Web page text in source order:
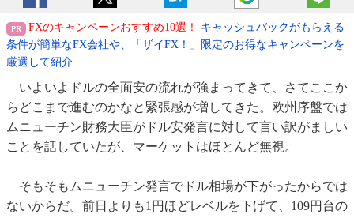
FXのキャンペーンおすすめ10選！
キャッシュバックがもらえる
条件が簡単なFX会社や、「ザイFX！」限定のお得なキャンペーンを
厳選して紹介
いよいよドルの全面安の流れが強まってきて、さてここか
らどこまで進むのかなと緊張感が増してきた。欧州序盤では
ムニューチン財務大臣がドル安発言に対して言い訳がましい
ことを話していたが、マーケットはほとんど無視。
そもそもムニューチン発言でドル相場が下がったからでは
ないからだ。前日よりも1円ほどレベルを下げて、109円台の